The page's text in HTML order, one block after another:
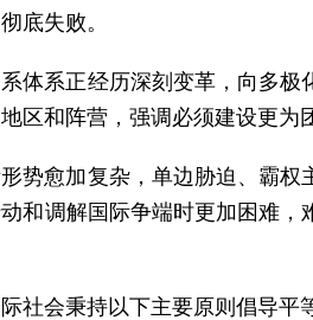
底失败。
体系正经历深刻变革，向多
区和阵营，强调必须建设更
势愈加复杂，单边胁迫、霸
和调解国际争端时更加困难
社会秉持以下主要原则倡导